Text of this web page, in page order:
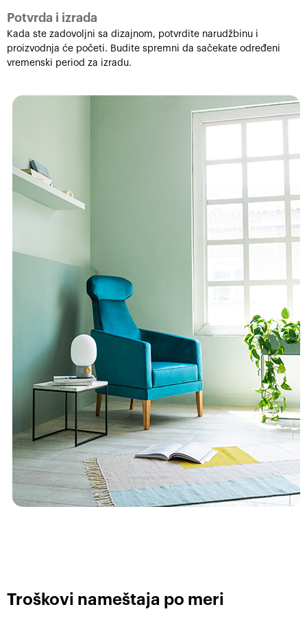
Potvrda i izrada
Kada ste zadovoljni sa dizajnom, potvrdite narudžbinu i
proizvodnja će početi. Budite spremni da sačekate određeni
vremenski period za izradu.
Troškovi nameštaja po meri